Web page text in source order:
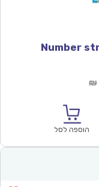
₪
הוספה לסל